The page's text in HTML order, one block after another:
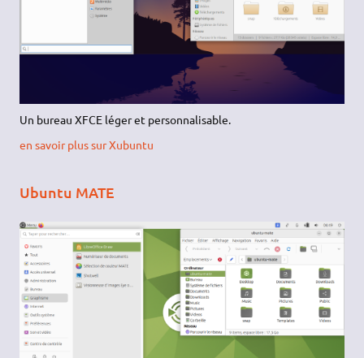
Un bureau XFCE léger et personnalisable.
en savoir plus sur Xubuntu
Ubuntu MATE